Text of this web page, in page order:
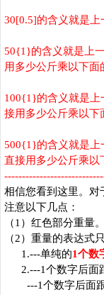
30[0.5]的含义就是上
50{1}的含义就是上
用多少公斤乘以下
100{1}的含义就是上
接用多少公斤乘以下
500{1}的含义就是上
直接用多少公斤乘以
相信您看到这里。对
注意以下几点：
（1 ）红色部分重量
（2）重量的表达式
1.---单纯的1个数
2.---1个数字后面
---1个数字后面